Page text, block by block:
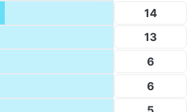
14
13
6
6